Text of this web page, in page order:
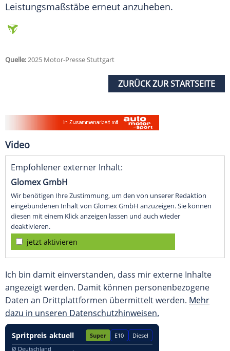
Leistungsmaßstäbe erneut anzuheben.
Quelle:2025 Motor-Presse Stuttgart
ZURÜCK ZUR STARTSEITE
Video
Empfohlener externer Inhalt:
Glomex GmbH
Wir benötigen Ihre Zustimmung, um den von unserer Redaktion
eingebundenen Inhalt von Glomex GmbH anzuzeigen. Sie können
diesen mit einem Klick anzeigen lassen und auch wieder
deaktivieren.
jetzt aktivieren
Ich bin damit einverstanden, dass mir externe Inhalte
angezeigt werden. Damit können personenbezogene
Daten an Drittplattformen übermittelt werden. Mehr
dazu in unseren Datenschutzhinweisen.